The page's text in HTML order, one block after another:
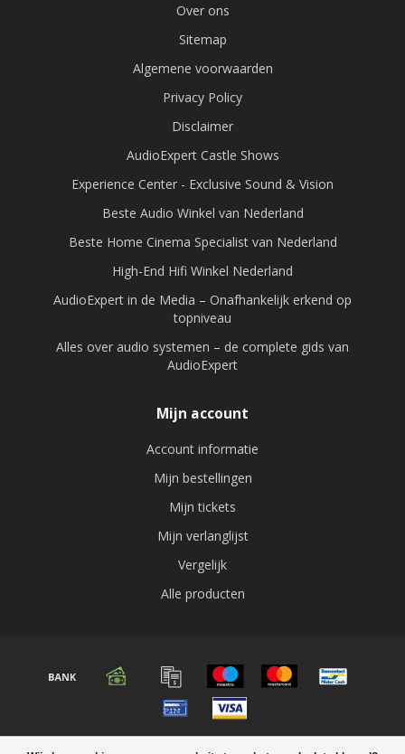
Over ons
Sitemap
Algemene voorwaarden
Privacy Policy
Disclaimer
AudioExpert Castle Shows
Experience Center - Exclusive Sound & Vision
Beste Audio Winkel van Nederland
Beste Home Cinema Specialist van Nederland
High-End Hifi Winkel Nederland
AudioExpert in de Media – Onafhankelijk erkend op
topniveau
Alles over audio systemen – de complete gids van
AudioExpert
Mijn account
Account informatie
Mijn bestellingen
Mijn tickets
Mijn verlanglijst
Vergelijk
Alle producten